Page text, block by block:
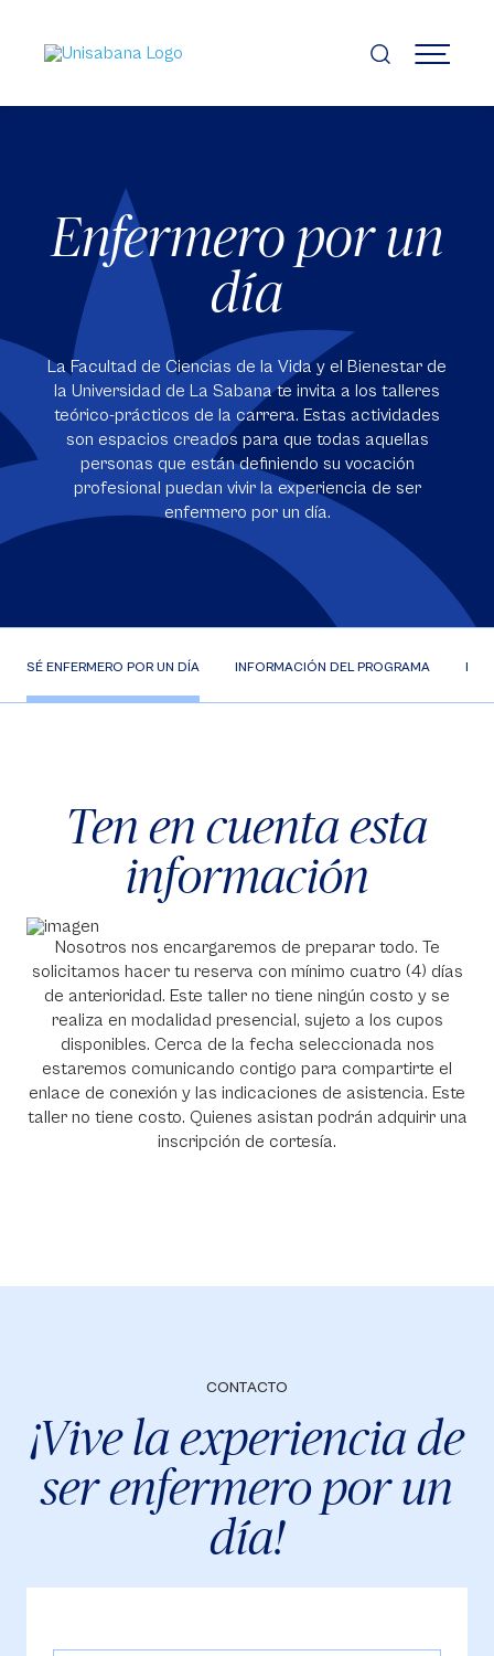
contenido
principal
MENÚ
Enfermero por un
día
La Facultad de Ciencias de la Vida y el Bienestar de
la Universidad de La Sabana te invita a los talleres
teórico-prácticos de la carrera. Estas actividades
son espacios creados para que todas aquellas
personas que están definiendo su vocación
profesional puedan vivir la experiencia de ser
enfermero por un día.
SÉ ENFERMERO POR UN DÍA INFORMACIÓN DEL PROGRAMA
Ten en cuenta esta
información
Nosotros nos encargaremos de preparar todo. Te
solicitamos hacer tu reserva con mínimo cuatro (4) días
de anterioridad. Este taller no tiene ningún costo y se
realiza en modalidad presencial, sujeto a los cupos
disponibles. Cerca de la fecha seleccionada nos
estaremos comunicando contigo para compartirte el
enlace de conexión y las indicaciones de asistencia. Este
taller no tiene costo. Quienes asistan podrán adquirir una
inscripción de cortesía.
CONTACTO
¡Vive la experiencia de
ser enfermero por un
día!